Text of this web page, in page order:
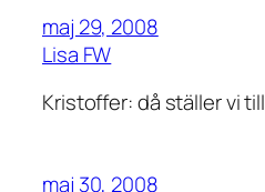
maj 29, 2008
Lisa FW
Kristoffer: då ställer vi
maj 30, 2008